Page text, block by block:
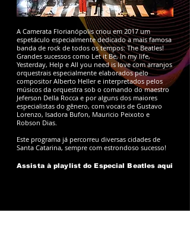
A Camerata Florianópolis criou em 2017 um
espetáculo especialmente dedicado a mais famosa
banda de rock de todos os tempos: The Beatles!
Grandes sucessos como Let it Be, In my life,
Yesterday, Help e All you need is love com arranjos
orquestrais especialmente elaborados pelo
compositor Alberto Heller e interpretados pelos
músicos da orquestra sob o comando do maestro
Jeferson Della Rocca e por alguns dos maiores
especialistas do gênero, com vocais de Gustavo
Lorenzo, Isadora Bufon, Mauricio Peixoto e
Robson Dias.
Este programa já percorreu diversas cidades de
Santa Catarina, sempre com estrondoso sucesso!
Assista à playlist do Especial Beatles aqui